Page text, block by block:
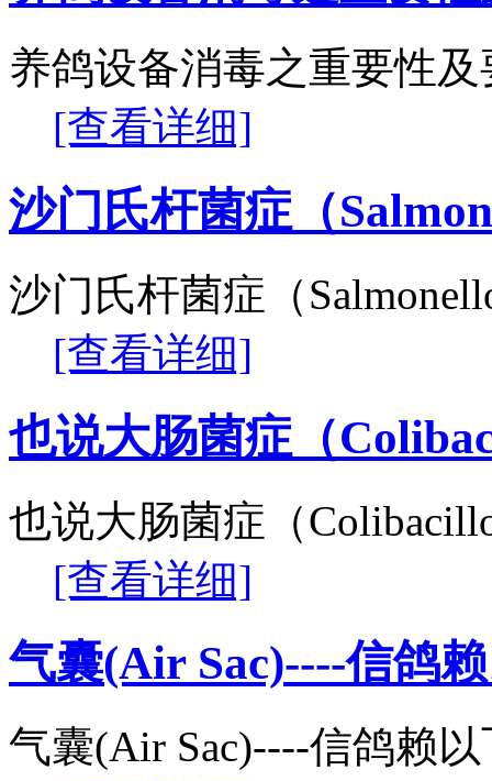
养鸽设备消毒之重要性及
[查看详细]
沙门氏杆菌症（
沙门氏杆菌症（
[查看详细]
也说大肠菌症（
也说大肠菌症（
[查看详细]
气囊(Air Sac)----信鸽
气囊(Air Sac)----信鸽赖